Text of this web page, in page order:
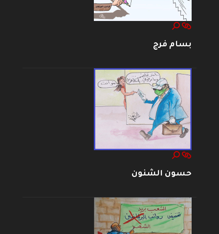
بسام فرج
حسون الشنون